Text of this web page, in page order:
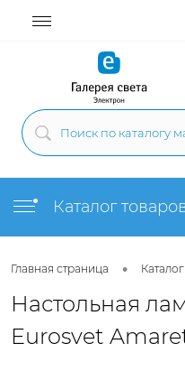
Каталог
Главная страница •
Настольная
Eurosvet